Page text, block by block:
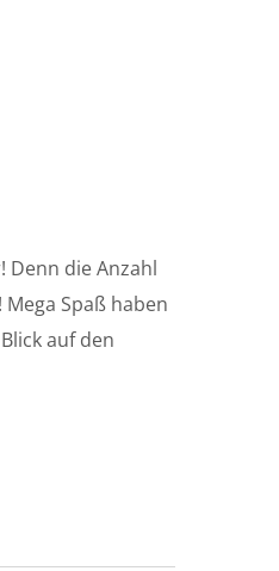
die Anzahl
Spaß haben
auf den